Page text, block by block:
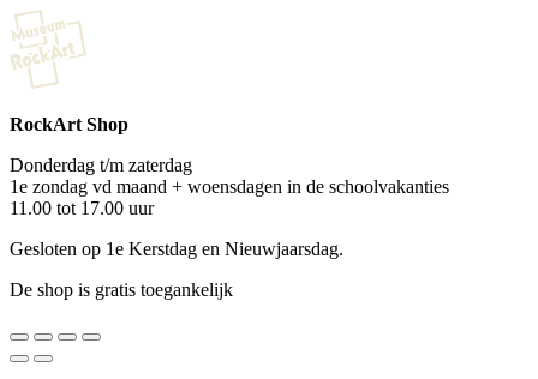
RockArt Shop
Donderdag t/m zaterdag
1e zondag vd maand + woensdagen in de schoolvakanties
11.00 tot 17.00 uur
Gesloten op 1e Kerstdag en Nieuwjaarsdag.
De shop is gratis toegankelijk